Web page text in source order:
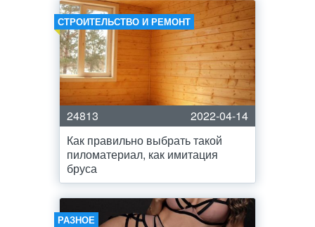
СТРОИТЕЛЬСТВО И РЕМОНТ
24813
2022-04-14
Как правильно выбрать такой
пиломатериал, как имитация
бруса
РАЗНОЕ